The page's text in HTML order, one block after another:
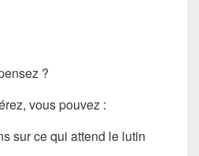
?
vous pouvez :
sur ce qui attend le lutin